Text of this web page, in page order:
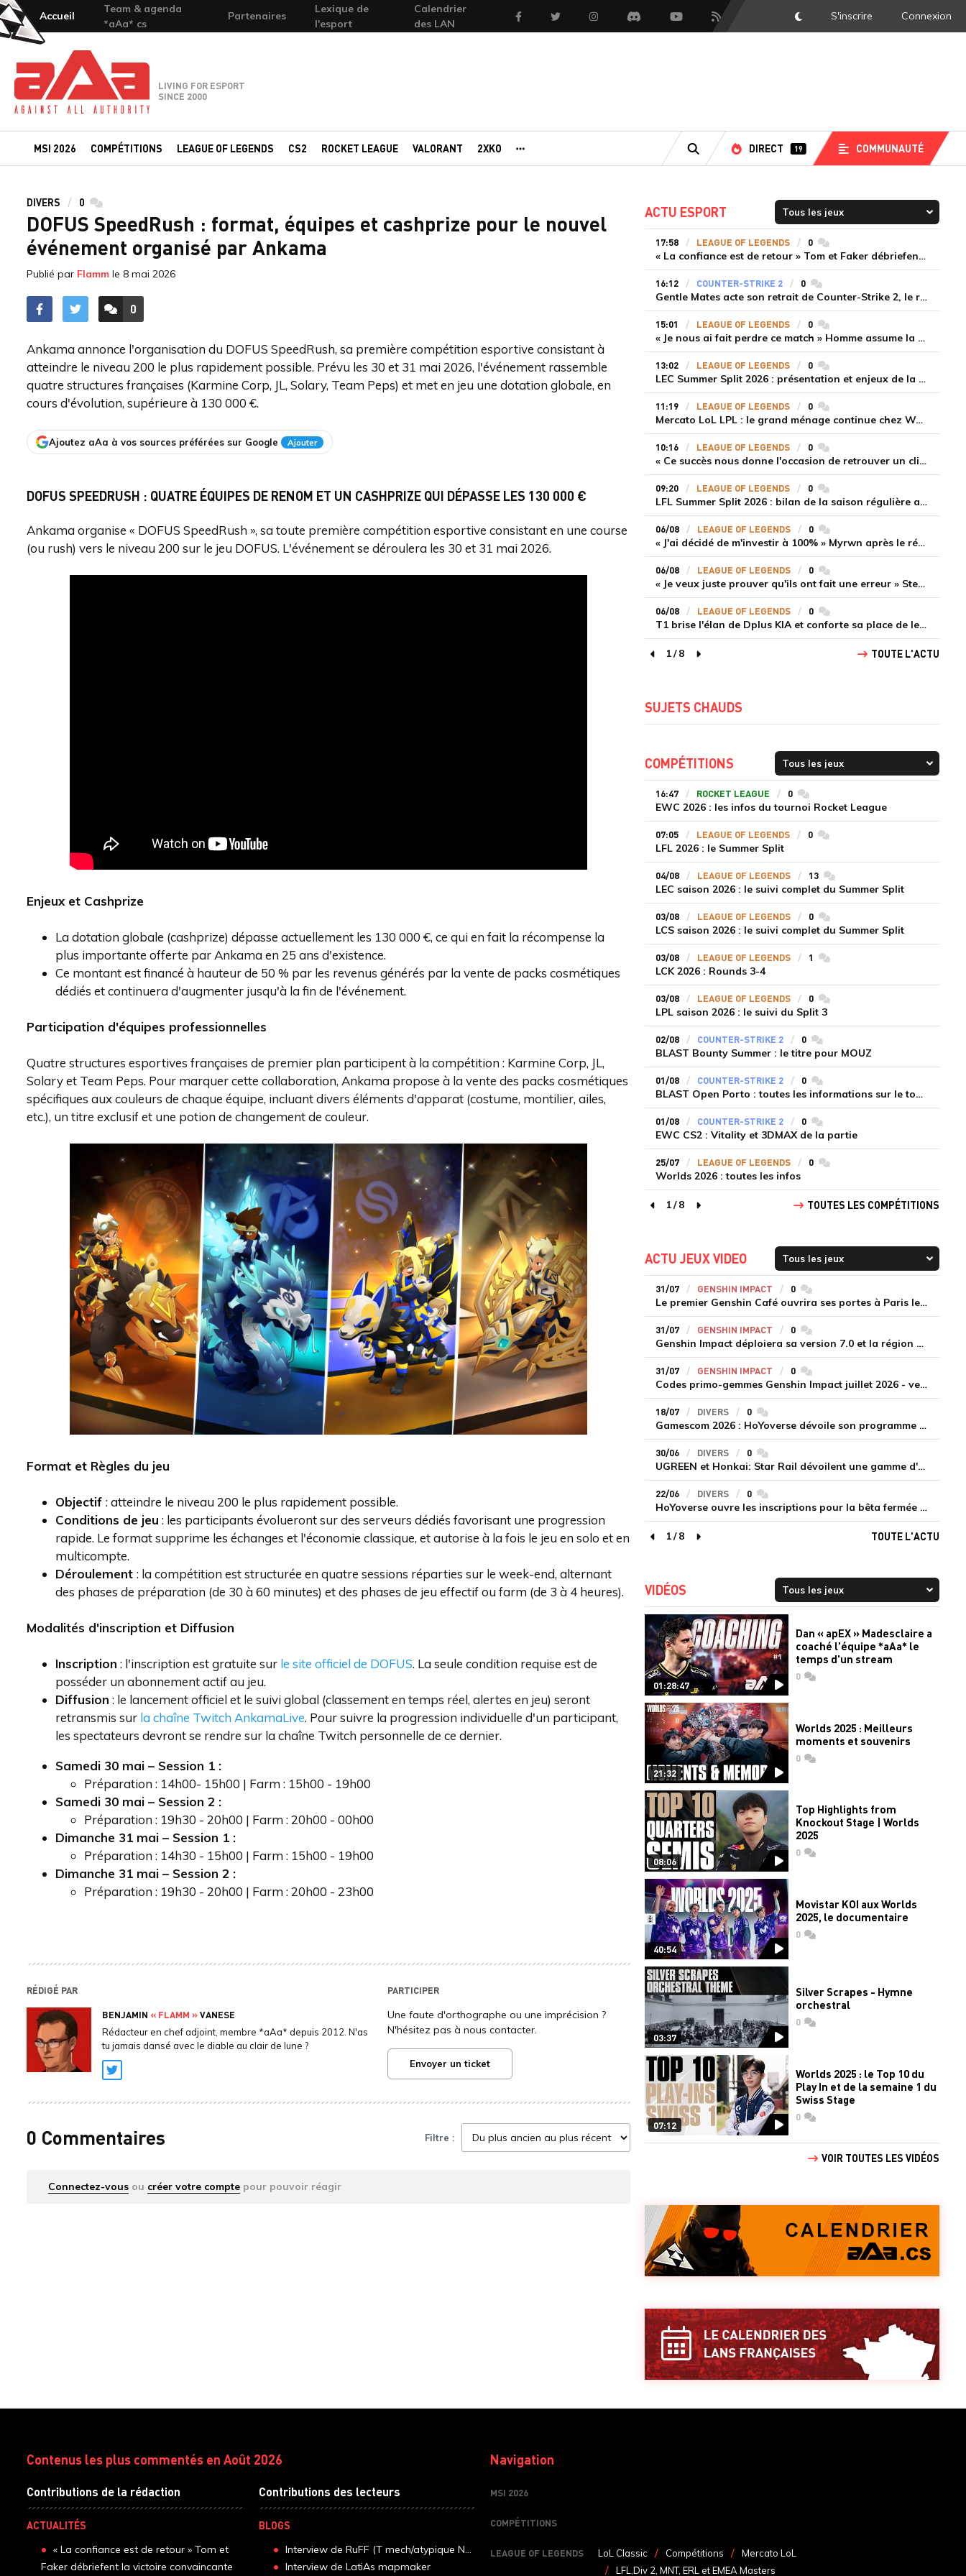
Accueil
Team & agenda
*aAa* cs
Partenaires
Lexique de
l'esport
Calendrier
des LAN
FacebookTwitter InstagramDiscord YoutubeFlux RSS DarkMode
S'inscrire Connexion
Team-aAa - against All authority
LIVING FOR ESPORT
SINCE 2000
MSI 2026 COMPÉTITIONS LEAGUE OF LEGENDS CS2 ROCKET LEAGUE VALORANT 2XKO
RECHERCHE
DIRECT 19 COMMUNAUTÉ
DIVERS 0 commentaires
DOFUS SpeedRush : format, équipes et cashprize pour le nouvel
événement organisé par Ankama
Publié par Flamm le 8 mai 2026
ACCÉDER AUX
0
COMMENTAIRES
Ankama annonce l'organisation du DOFUS SpeedRush, sa première compétition esportive consistant à
atteindre le niveau 200 le plus rapidement possible. Prévu les 30 et 31 mai 2026, l'événement rassemble
quatre structures françaises (Karmine Corp, JL, Solary, Team Peps) et met en jeu une dotation globale, en
cours d'évolution, supérieure à 130 000 €.
Ajoutez aAa à vos sources préférées sur Google Ajouter
DOFUS SPEEDRUSH : QUATRE ÉQUIPES DE RENOM ET UN CASHPRIZE QUI DÉPASSE LES 130 000 €
Ankama organise « DOFUS SpeedRush », sa toute première compétition esportive consistant en une course
(ou rush) vers le niveau 200 sur le jeu DOFUS. L'événement se déroulera les 30 et 31 mai 2026.
Enjeux et Cashprize
La dotation globale (cashprize) dépasse actuellement les 130 000 €, ce qui en fait la récompense la
plus importante offerte par Ankama en 25 ans d'existence.
Ce montant est financé à hauteur de 50 % par les revenus générés par la vente de packs cosmétiques
dédiés et continuera d'augmenter jusqu'à la fin de l'événement.
Participation d'équipes professionnelles
Quatre structures esportives françaises de premier plan participent à la compétition : Karmine Corp, JL,
Solary et Team Peps. Pour marquer cette collaboration, Ankama propose à la vente des packs cosmétiques
spécifiques aux couleurs de chaque équipe, incluant divers éléments d'apparat (costume, montilier, ailes,
etc.), un titre exclusif et une potion de changement de couleur.
Format et Règles du jeu
Objectif : atteindre le niveau 200 le plus rapidement possible.
Conditions de jeu : les participants évolueront sur des serveurs dédiés favorisant une progression
rapide. Le format supprime les échanges et l'économie classique, et autorise à la fois le jeu en solo et en
multicompte.
Déroulement : la compétition est structurée en quatre sessions réparties sur le week-end, alternant
des phases de préparation (de 30 à 60 minutes) et des phases de jeu effectif ou farm (de 3 à 4 heures).
Modalités d'inscription et Diffusion
Inscription : l'inscription est gratuite sur le site officiel de DOFUS. La seule condition requise est de
posséder un abonnement actif au jeu.
Diffusion : le lancement officiel et le suivi global (classement en temps réel, alertes en jeu) seront
retransmis sur la chaîne Twitch AnkamaLive. Pour suivre la progression individuelle d'un participant,
les spectateurs devront se rendre sur la chaîne Twitch personnelle de ce dernier.
Samedi 30 mai – Session 1 :
Préparation : 14h00- 15h00 | Farm : 15h00 - 19h00
Samedi 30 mai – Session 2 :
Préparation : 19h30 - 20h00 | Farm : 20h00 - 00h00
Dimanche 31 mai – Session 1 :
Préparation : 14h30 - 15h00 | Farm : 15h00 - 19h00
Dimanche 31 mai – Session 2 :
Préparation : 19h30 - 20h00 | Farm : 20h00 - 23h00
RÉDIGÉ PAR
BENJAMIN « FLAMM »VANESE
Rédacteur en chef adjoint, membre *aAa* depuis 2012. N'as
tu jamais dansé avec le diable au clair de lune ?
Twitter
PARTICIPER
Une faute d'orthographe ou une imprécision ?
N'hésitez pas à nous contacter.
Envoyer un ticket
0 Commentaires Filtre :
Connectez-vous ou créer votre compte pour pouvoir réagir
ACTU ESPORT
17:58 LEAGUE OF LEGENDS 0commentaires
« La confiance est de retour » Tom et Faker débriefent la victoire convaincante de T1 face à Dplus KIA
16:12 COUNTER-STRIKE 2 0commentaires
Gentle Mates acte son retrait de Counter-Strike 2, le roster ibérique libéré
15:01 LEAGUE OF LEGENDS 0commentaires
« Je nous ai fait perdre ce match » Homme assume la responsabilité de la défaite de HLE face à Gen.G
13:02 LEAGUE OF LEGENDS 0commentaires
LEC Summer Split 2026 : présentation et enjeux de la troisième semaine de compétition
11:19 LEAGUE OF LEGENDS 0commentaires
Mercato LoL LPL : le grand ménage continue chez Weibo Gaming, Jiejie quitte le navire au profit de Xiaohao
10:16 LEAGUE OF LEGENDS 0commentaires
« Ce succès nous donne l'occasion de retrouver un climat beaucoup plus positif » Ryu et Canyon soulagés après la victoire de Gen.G sur HLE
09:20 LEAGUE OF LEGENDS 0commentaires
LFL Summer Split 2026 : bilan de la saison régulière avec Solary en tête
06/08 LEAGUE OF LEGENDS 0commentaires
« J'ai décidé de m'investir à 100% » Myrwn après le réveil de Movistar KOI face à Fnatic
06/08 LEAGUE OF LEGENDS 0commentaires
« Je veux juste prouver qu'ils ont fait une erreur » Stend se confie sur son mercato chaotique et ses ambitions avec Shifters
06/08 LEAGUE OF LEGENDS 0commentaires
T1 brise l'élan de Dplus KIA et conforte sa place de leader en LCK 2026 Rounds 3-4
page précédente
1/8
page suivante
TOUTE L'ACTU
SUJETS CHAUDS
COMPÉTITIONS
16:47 ROCKET LEAGUE 0commentaires
EWC 2026 : les infos du tournoi Rocket League
07:05 LEAGUE OF LEGENDS 0commentaires
LFL 2026 : le Summer Split
04/08 LEAGUE OF LEGENDS 13commentaires
LEC saison 2026 : le suivi complet du Summer Split
03/08 LEAGUE OF LEGENDS 0commentaires
LCS saison 2026 : le suivi complet du Summer Split
03/08 LEAGUE OF LEGENDS 1 commentaires
LCK 2026 : Rounds 3-4
03/08 LEAGUE OF LEGENDS 0commentaires
LPL saison 2026 : le suivi du Split 3
02/08 COUNTER-STRIKE 2 0commentaires
BLAST Bounty Summer : le titre pour MOUZ
01/08 COUNTER-STRIKE 2 0commentaires
BLAST Open Porto : toutes les informations sur le tournoi
01/08 COUNTER-STRIKE 2 0commentaires
EWC CS2 : Vitality et 3DMAX de la partie
25/07 LEAGUE OF LEGENDS 0commentaires
Worlds 2026 : toutes les infos
page précédente
1/8
page suivante
TOUTES LES COMPÉTITIONS
ACTU JEUX VIDEO
31/07 GENSHIN IMPACT 0commentaires
Le premier Genshin Café ouvrira ses portes à Paris le 14 août
31/07 GENSHIN IMPACT 0commentaires
Genshin Impact déploiera sa version 7.0 et la région de Snezhnaya le 12 août
31/07 GENSHIN IMPACT 0commentaires
Codes primo-gemmes Genshin Impact juillet 2026 - version 7.0
18/07 DIVERS 0commentaires
Gamescom 2026 : HoYoverse dévoile son programme et présente deux nouveaux jeux inédits
30/06 DIVERS 0commentaires
UGREEN et Honkai: Star Rail dévoilent une gamme d'accessoires de recharge en édition limitée
22/06 DIVERS 0commentaires
HoYoverse ouvre les inscriptions pour la bêta fermée de Honkai : Nexus Anima
page précédente
1/8
page suivante
TOUTE L'ACTU
VIDÉOS
01:28:47
Dan « apEX » Madesclaire a
coaché l'équipe *aAa* le
temps d'un stream
0commentaires
21:32
Worlds 2025 : Meilleurs
moments et souvenirs
0commentaires
08:06
Top Highlights from
Knockout Stage | Worlds
2025
0commentaires
40:54
Movistar KOI aux Worlds
2025, le documentaire
0commentaires
03:37
Silver Scrapes - Hymne
orchestral
0commentaires
07:12
Worlds 2025 : le Top 10 du
Play In et de la semaine 1 du
Swiss Stage
0commentaires
VOIR TOUTES LES VIDÉOS
Contenus les plus commentés en Août 2026
Contributions de la rédaction
ACTUALITÉS
« La confiance est de retour » Tom et
Faker débriefent la victoire convaincante
Contributions des lecteurs
BLOGS
Interview de RuFF (T mech/atypique N...
Interview de LatiAs mapmaker
Navigation
MSI 2026
COMPÉTITIONS
LEAGUE OF LEGENDS LoL Classic Compétitions
Mercato LoL
LFL,Div 2, MNT, ERL et EMEA Masters